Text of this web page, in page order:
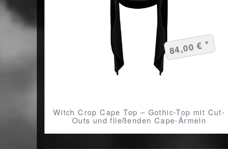
Witch Crop Cape Top – Gothic-Top mit Cut-
Outs und fließenden Cape-Ärmeln
84,00 € *